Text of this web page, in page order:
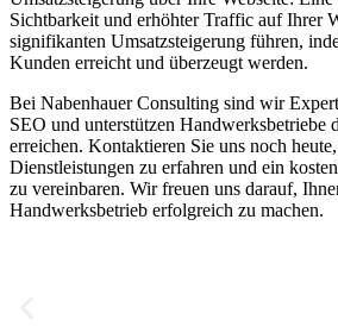
Sichtbarkeit und erhöhter Traffic auf Ihrer
signifikanten Umsatzsteigerung führen,
Kunden erreicht und überzeugt werden.
Bei Nabenhauer Consulting sind wir
SEO und unterstützen Handwerksbetriebe
erreichen. Kontaktieren Sie uns noch
Dienstleistungen zu erfahren und ein
zu vereinbaren. Wir freuen uns darauf,
Handwerksbetrieb erfolgreich zu machen.